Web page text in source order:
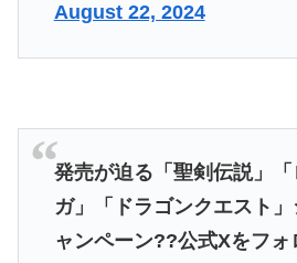
August 22, 2024
発売が迫る「聖剣伝説」
ガ」「ドラゴンクエスト
ャンペーン??公式Xをフォ